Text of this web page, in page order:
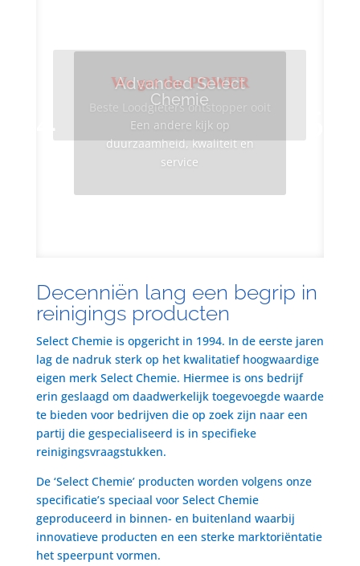
Advanced Select
Chemie
Een andere kijk op
duurzaamheid, kwaliteit en
service
We got the POWER
Beste Loodgieters ontstopper ooit
Decenniën lang een begrip in
reinigings producten
Select Chemie is opgericht in 1994. In de eerste jaren
lag de nadruk sterk op het kwalitatief hoogwaardige
eigen merk Select Chemie. Hiermee is ons bedrijf
erin geslaagd om daadwerkelijk toegevoegde waarde
te bieden voor bedrijven die op zoek zijn naar een
partij die gespecialiseerd is in specifieke
reinigingsvraagstukken.
De ‘Select Chemie’ producten worden volgens onze
specificatie’s speciaal voor Select Chemie
geproduceerd in binnen- en buitenland waarbij
innovatieve producten en een sterke marktoriëntatie
het speerpunt vormen.